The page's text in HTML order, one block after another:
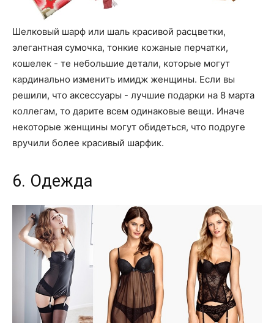
Шелковый шарф или шаль красивой расцветки,
элегантная сумочка, тонкие кожаные перчатки,
кошелек - те небольшие детали, которые могут
кардинально изменить имидж женщины. Если вы
решили, что аксессуары - лучшие подарки на 8 марта
коллегам, то дарите всем одинаковые вещи. Иначе
некоторые женщины могут обидеться, что подруге
вручили более красивый шарфик.
6. Одежда